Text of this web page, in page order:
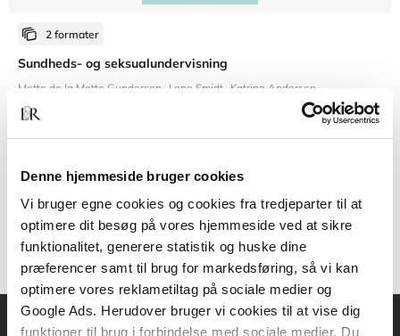
Denne hjemmeside bruger cookies
Vi bruger egne cookies og cookies fra tredjeparter til at
optimere dit besøg på vores hjemmeside ved at sikre
funktionalitet, generere statistik og huske dine
præferencer samt til brug for markedsføring, så vi kan
optimere vores reklametiltag på sociale medier og
Google Ads. Herudover bruger vi cookies til at vise dig
funktioner til brug i forbindelse med sociale medier. Du
2 formater
Sundheds- og seksualundervisning
Mette de la Motte Gundersen Lone Smidt Katrine Andersen
289,95 KR.